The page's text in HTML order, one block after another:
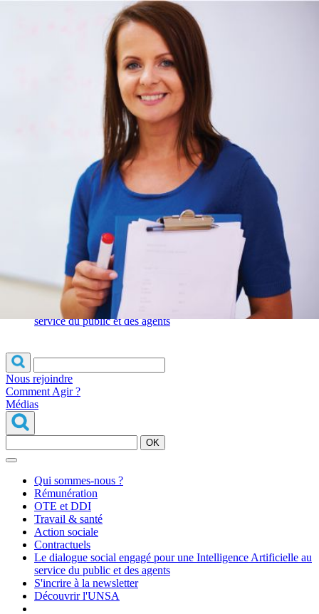
S'inscrire à
newsletter
Découvrir
l'UNSA
Rémunération
OTE et DDI
Travail & santé
Action sociale
Contractuels
Le dialogue social engagé pour une Intelligence Artificielle au
service du public et des agents
Nous rejoindre
Comment Agir ?
Médias
OK
Qui sommes-nous ?
Rémunération
OTE et DDI
Travail & santé
Action sociale
Contractuels
Le dialogue social engagé pour une Intelligence Artificielle au
service du public et des agents
S'incrire à la newsletter
Découvrir l'UNSA